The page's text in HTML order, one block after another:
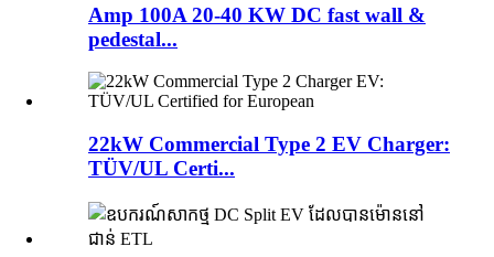
Amp 100A 20-40 KW DC fast wall &
pedestal...
22kW Commercial Type 2 EV Charger:
TÜV/UL Certi...